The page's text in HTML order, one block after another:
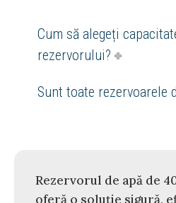
Cum să alegeți
rezervorului?
Sunt toate rezervoarele
Rezervorul de apă de
oferă o soluție sigură,